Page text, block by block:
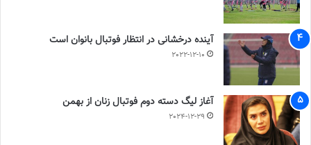
آینده درخشانی در انتظار فوتبال بانوان است
2022-12-10
آغاز لیگ دسته دوم فوتبال زنان از بهمن
2024-12-29